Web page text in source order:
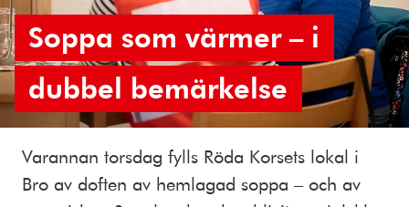
Soppa som värmer – i
dubbel bemärkelse
Varannan torsdag fylls Röda Korsets lokal i
Bro av doften av hemlagad soppa – och av